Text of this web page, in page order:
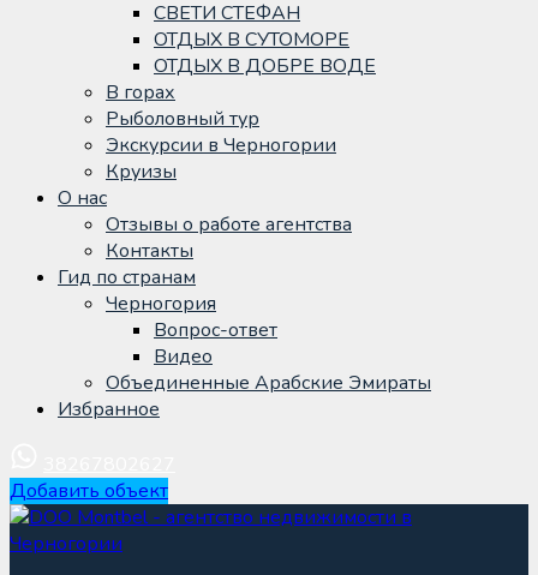
СВЕТИ СТЕФАН
ОТДЫХ В СУТОМОРЕ
ОТДЫХ В ДОБРЕ ВОДЕ
В горах
Рыболовный тур
Экскурсии в Черногории
Круизы
О нас
Отзывы о работе агентства
Контакты
Гид по странам
Черногория
Вопрос-ответ
Видео
Объединенные Арабские Эмираты
Избранное
Добавить объект